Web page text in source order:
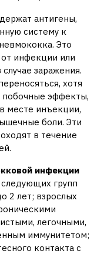
антигены,
систему к
Это
инфекции или
заражения.
хотя
побочные эффекты,
месте инъекции,
боли. Эти
в течение
инфекции
групп
2 лет; взрослых
легочными,
иммунитетом;
контакта с